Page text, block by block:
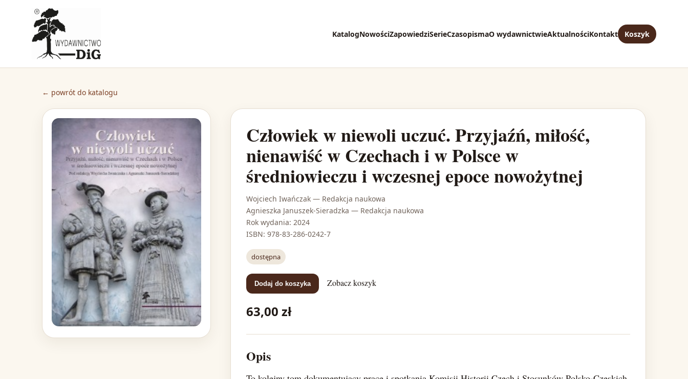
KatalogNowościZapowiedziSerieCzasopismaO wydawnictwieAktualnościKontakt Koszyk
← powrót do katalogu
Człowiek w niewoli uczuć. Przyjaźń, miłość,
nienawiść w Czechach i w Polsce w
średniowieczu i wczesnej epoce nowożytnej
Wojciech Iwańczak — Redakcja naukowa
Agnieszka Januszek-Sieradzka — Redakcja naukowa
Rok wydania: 2024
ISBN: 978-83-286-0242-7
dostępna
Dodaj do koszyka Zobacz koszyk
63,00 zł
Opis